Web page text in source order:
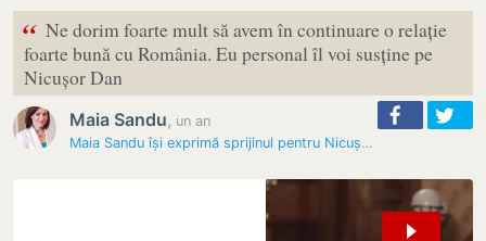
“ Ne dorim foarte mult să avem în continuare o relație
foarte bună cu România. Eu personal îl voi susține pe
Nicușor Dan
Maia Sandu, un an
Maia Sandu își exprimă sprijinul pentru Nicușor Dan în turul decisiv…